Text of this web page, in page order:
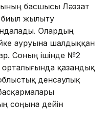
басшысы Ләззат
жылыту
Олардың
ауруына шалдыққан
Соның ішінде №2
орталығында қазандық
денсаулық
соңына дейін